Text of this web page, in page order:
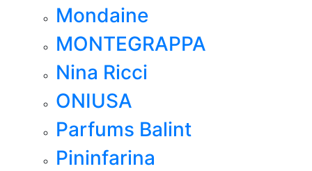
Mondaine
MONTEGRAPPA
Nina Ricci
ONIUSA
Parfums Balint
Pininfarina